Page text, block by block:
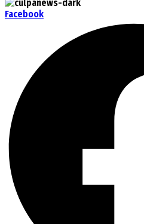
Facebook